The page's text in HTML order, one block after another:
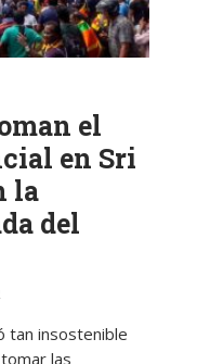
el
en Sri
la
del
tan insostenible
las